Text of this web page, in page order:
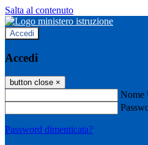
Salta al contenuto
Accedi
Accedi
button close ×
Nome
Password dimenticata?